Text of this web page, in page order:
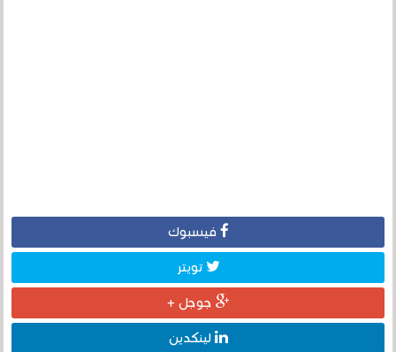
فيسبوك
تويتر
جوجل +
لينكدين